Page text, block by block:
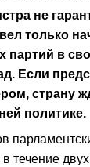
не
только
партий в
Если
страну
политике.
течение